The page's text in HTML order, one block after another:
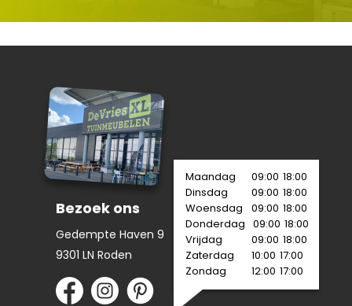
Bezoek ons
Gedempte Haven 9
9301 LN Roden
Maandag 09:00 18:00
Dinsdag
09:00 18:00
Woensdag
09:00 18:00
Donderdag 09:00 18:00
Vrijdag
09:00 18:00
Zaterdag
10:00 17:00
Zondag
12:00 17:00